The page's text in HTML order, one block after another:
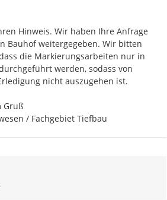
Hinweis. Wir haben Ihre Anfrage
Bauhof weitergegeben. Wir bitten
die Markierungsarbeiten nur in
werden, sodass von
nicht auszugehen ist.
Gruß
/ Fachgebiet Tiefbau
Zur Äußerung